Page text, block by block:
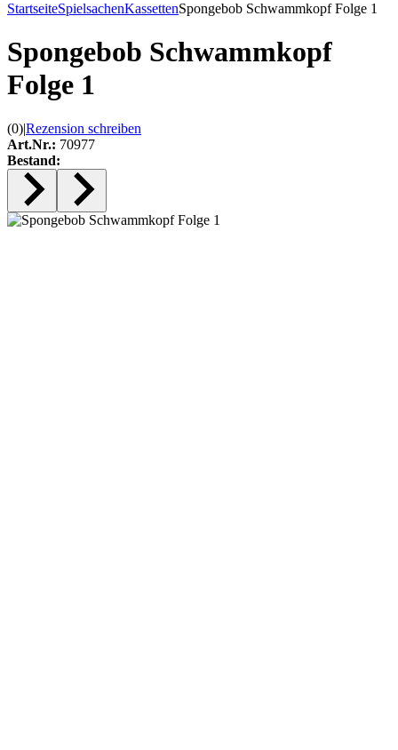
StartseiteSpielsachenKassettenSpongebob Schwammkopf Folge 1
Spongebob Schwammkopf
Folge 1
(0)|Rezension schreiben
Art.Nr.: 70977
Bestand: